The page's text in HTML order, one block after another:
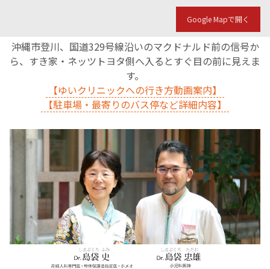
Google Mapで開く
沖縄市登川、国道329号線沿いのマクドナルド前の信号か
ら、すき家・ネッツトヨタ側へ入るとすぐ目の前に見えま
す。
【ゆいクリニックへの行き方動画案内】
【駐車場・最寄りのバス停など詳細内容】